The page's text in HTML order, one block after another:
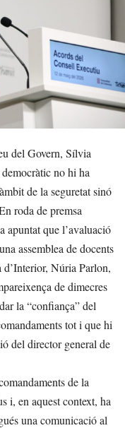
del Govern, Sílvia
no hi ha
de la seguretat sinó
roda de premsa
apuntat que l’avaluació
assemblea de docents
d’Interior, Núria Parlon,
de dimecres
la “confiança” del
tot i que hi
del director general de
de la
i, en aquest context, ha
una comunicació al